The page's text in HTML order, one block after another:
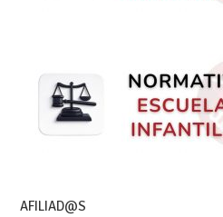
AFILIAD@S